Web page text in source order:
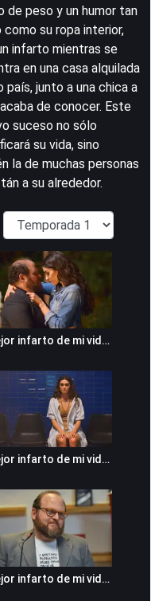
de peso y un humor tan
como su ropa interior,
infarto mientras se
en una casa alquilada
país, junto a una chica a
de conocer. Este
suceso no sólo
su vida, sino
la de muchas personas
a su alrededor.
El mejor infarto de mi vida 1x2
El mejor infarto de mi vida 1x4
El mejor infarto de mi vida 1x6